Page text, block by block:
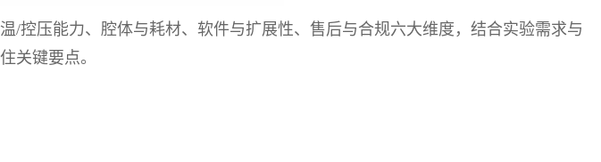
/控压能力、腔体与耗材、软件与扩展性、售后与合规六大维度，结合实验需求与
关键要点。